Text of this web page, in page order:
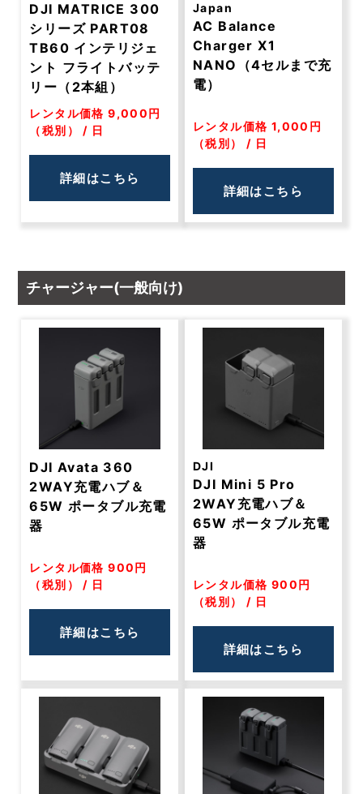
DJI MATRICE 300
シリーズ PART08
TB60 インテリジェ
ント フライトバッテ
リー（2本組）
レンタル価格 9,000円
（税別） / 日
詳細はこちら
Japan
AC Balance
Charger X1
NANO（4セルまで充
電）
レンタル価格 1,000円
（税別） / 日
詳細はこちら
チャージャー(一般向け)
DJI Avata 360
2WAY充電ハブ＆
65W ポータブル充電
器
レンタル価格 900円
（税別） / 日
詳細はこちら
DJI
DJI Mini 5 Pro
2WAY充電ハブ＆
65W ポータブル充電
器
レンタル価格 900円
（税別） / 日
詳細はこちら